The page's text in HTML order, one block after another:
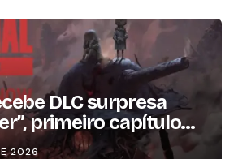
DLC surpresa
primeiro capítulo
de história
2026